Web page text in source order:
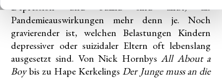
Depression und Suizid sind akut, als
Pandemieauswirkungen mehr denn je. Noch
gravierender ist, welchen Belastungen Kindern
depressiver oder suizidaler Eltern oft lebenslang
ausgesetzt sind. Von Nick HornbysAll About a
Boybis zu Hape KerkelingsDer Junge muss an die